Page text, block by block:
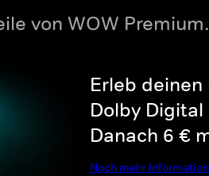
von WOW Premium.
Erleb
Dolby Digital
Danach 6 €
Noch mehr